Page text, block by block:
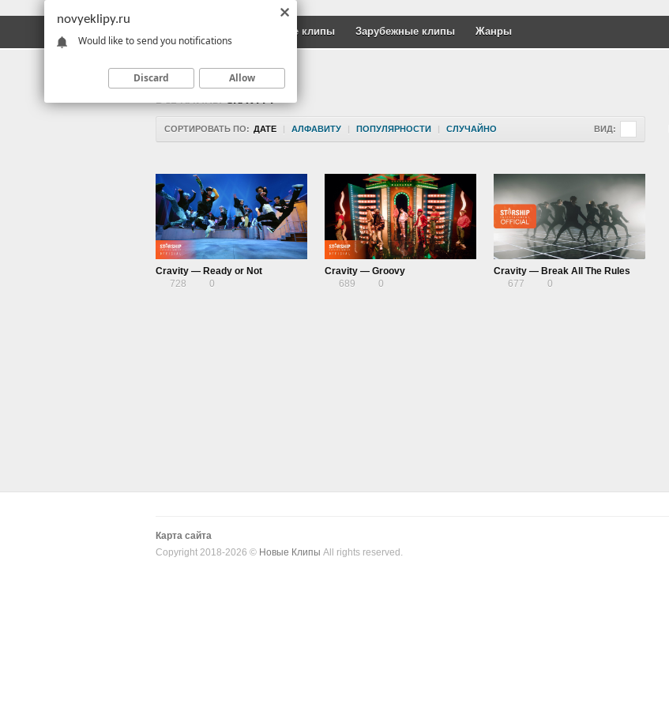
Русские клипы Зарубежные клипы Жанры
ВСЕ КЛИПЫ CRAVITY
СОРТИРОВАТЬ ПО: ДАТЕ | АЛФАВИТУ | ПОПУЛЯРНОСТИ | СЛУЧАЙНО ВИД:
Cravity — Ready or Not
728
0
Cravity — Groovy
689
0
Cravity — Break All The Rules
677
0
Карта сайта
Copyright 2018-2026 © Новые Клипы All rights reserved.
novyeklipy.ru
Would like to send you notifications
Discard Allow